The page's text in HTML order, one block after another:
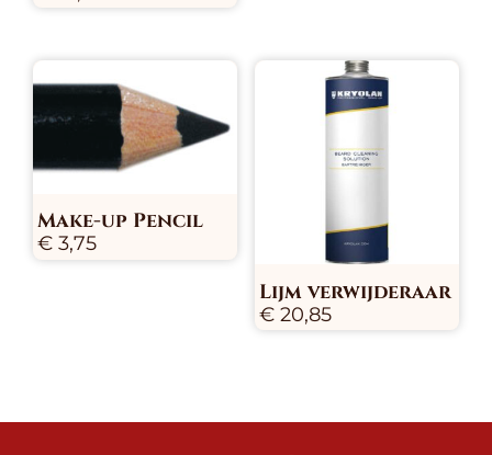
Make-up Pencil
€ 3,75
Lijm verwijderaar
€20,85